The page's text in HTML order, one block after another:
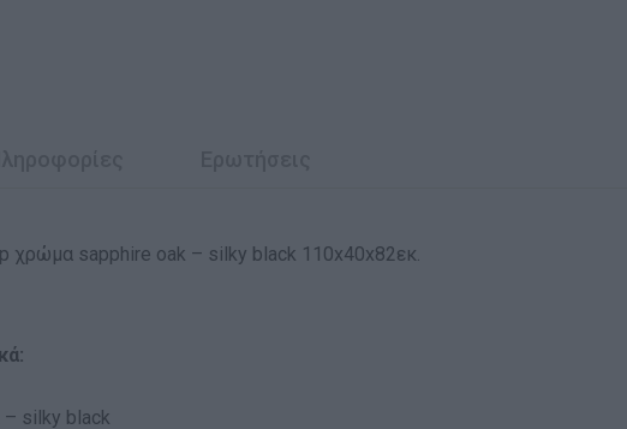
χρώμα sapphire oak – silky black 110x40x82εκ.
silky black